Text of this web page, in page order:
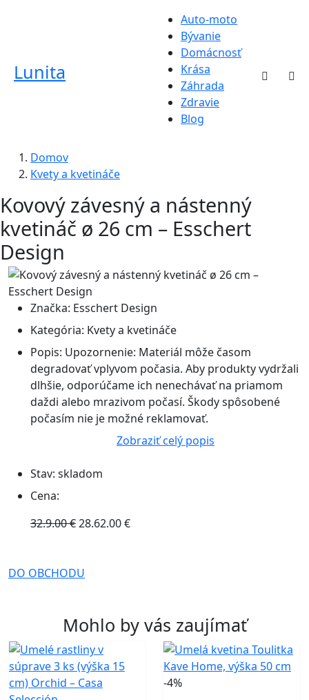
Lunita
Auto-moto
Bývanie
Domácnosť
Krása
Záhrada
Zdravie
Blog
Domov
Kvety a kvetináče
Kovový závesný a nástenný
kvetináč ø 26 cm – Esschert
Design
Značka: Esschert Design
Kategória: Kvety a kvetináče
Popis: Upozornenie: Materiál môže časom
degradovať vplyvom počasia. Aby produkty vydržali
dlhšie, odporúčame ich nenechávať na priamom
daždi alebo mrazivom počasí. Škody spôsobené
počasím nie je možné reklamovať.
Zobraziť celý popis
Stav: skladom
Cena:
32.9.00 €28.62.00 €
DO OBCHODU
Mohlo by vás zaujímať
-4%